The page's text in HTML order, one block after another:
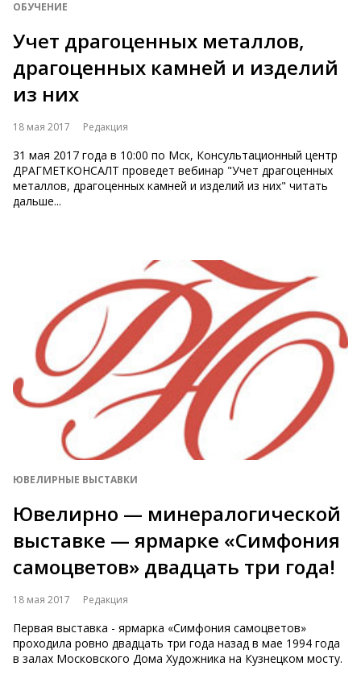
ОБУЧЕНИЕ
Учет драгоценных металлов,
драгоценных камней и изделий
из них
18 мая 2017 Редакция
31 мая 2017 года в 10:00 по Мск, Консультационный центр
ДРАГМЕТКОНСАЛТ проведет вебинар "Учет драгоценных
металлов, драгоценных камней и изделий из них" читать
дальше...
ЮВЕЛИРНЫЕ ВЫСТАВКИ
Ювелирно — минералогической
выставке — ярмарке «Симфония
самоцветов» двадцать три года!
18 мая 2017 Редакция
Первая выставка - ярмарка «Симфония самоцветов»
проходила ровно двадцать три года назад в мае 1994 года
в залах Московского Дома Художника на Кузнецком мосту.